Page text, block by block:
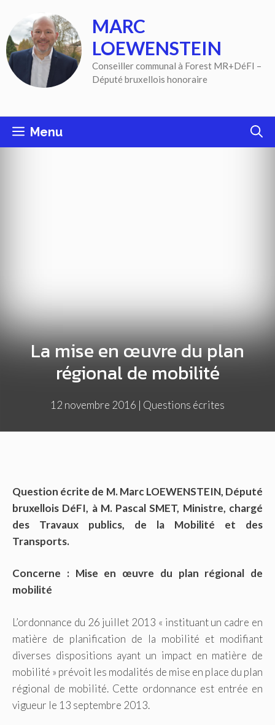
contenu
MARC
LOEWENSTEIN
Conseiller communal à Forest MR+DéFI –
Député bruxellois honoraire
Menu
La mise en œuvre du plan
régional de mobilité
12 novembre 2016 | Questions écrites
Question écrite de M. Marc LOEWENSTEIN, Député
bruxellois DéFI, à M. Pascal SMET, Ministre, chargé
des Travaux publics, de la Mobilité et des
Transports.
Concerne : Mise en œuvre du plan régional de
mobilité
L’ordonnance du 26 juillet 2013 « instituant un cadre en
matière de planification de la mobilité et modifiant
diverses dispositions ayant un impact en matière de
mobilité » prévoit les modalités de mise en place du plan
régional de mobilité. Cette ordonnance est entrée en
vigueur le 13 septembre 2013.